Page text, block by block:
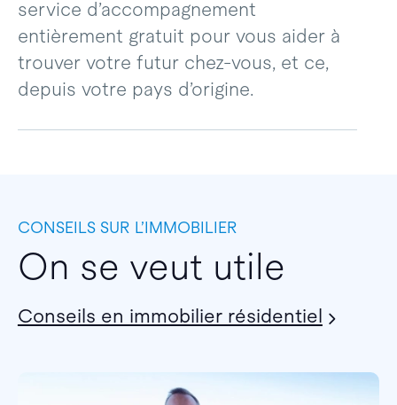
service d’accompagnement
entièrement gratuit pour vous aider à
trouver votre futur chez-vous, et ce,
depuis votre pays d’origine.
CONSEILS SUR L’IMMOBILIER
On se veut utile
Conseils en immobilier résidentiel